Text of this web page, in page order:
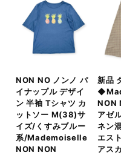
NON NO ノンノ パ
イナップル デザイ
ン 半袖 Tシャツ カ
ットソー M(38)サ
イズ/くすみブルー
系/Mademoiselle
NON NON
新品
NON
アゼ
ネン
エス
アス